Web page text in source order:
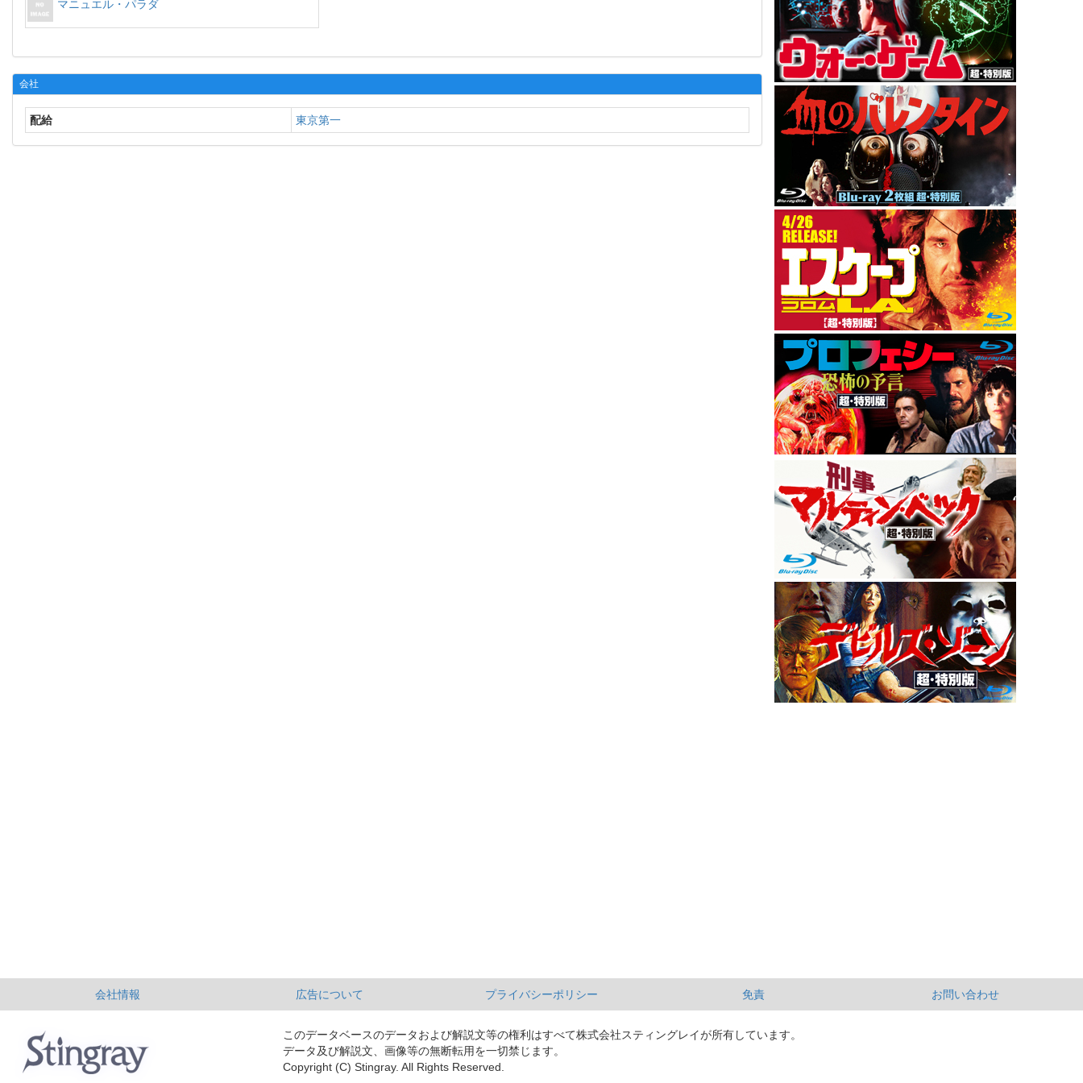
マニュエル・パラダ
会社
配給 東京第一
会社情報 広告について プライバシーポリシー 免責 お問い合わせ
このデータベースのデータおよび解説文等の権利はすべて株式会社スティングレイが所有しています。
データ及び解説文、画像等の無断転用を一切禁じます。
Copyright (C) Stingray. All Rights Reserved.